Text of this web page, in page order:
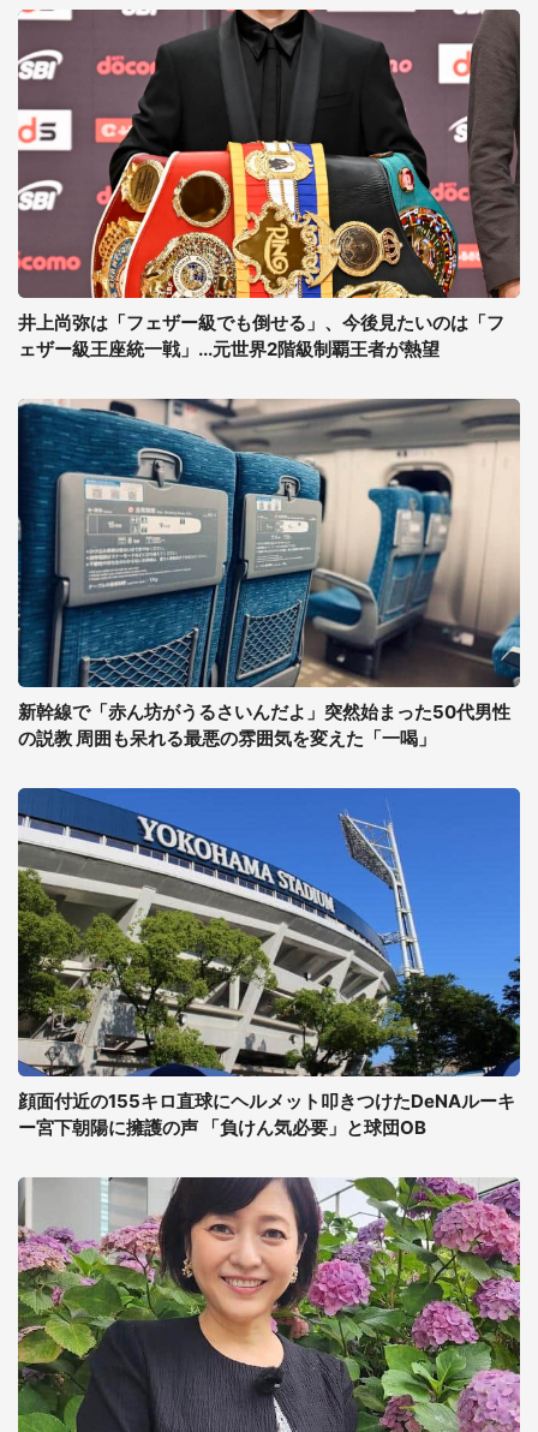
井上尚弥は「フェザー級でも倒せる」、今後見たいのは「フ
ェザー級王座統一戦」...元世界2階級制覇王者が熱望
新幹線で「赤ん坊がうるさいんだよ」突然始まった50代男性
の説教 周囲も呆れる最悪の雰囲気を変えた「一喝」
顔面付近の155キロ直球にヘルメット叩きつけたDeNAルーキ
ー宮下朝陽に擁護の声 「負けん気必要」と球団OB